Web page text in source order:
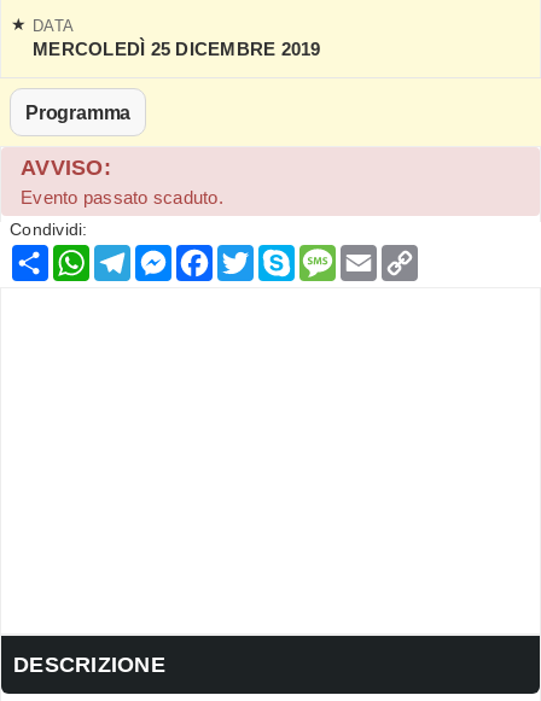
DATA
MERCOLEDÌ 25 DICEMBRE 2019
Programma
AVVISO:
Evento passato scaduto.
Condividi:
Condividi
WhatsApp
Telegram
Messenger
Facebook
TwitterSkypeMessage
Email
DESCRIZIONE